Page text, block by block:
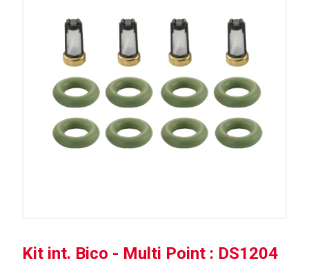
Kit int. Bico - Multi Point : DS1204